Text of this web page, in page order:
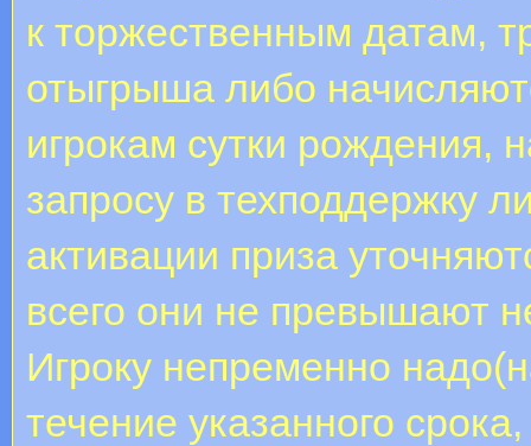
к торжественным датам,
отыгрыша либо
игрокам сутки рождения,
запросу в техподдержку
активации приза
всего они не превышают
Игроку непременно
течение указанного